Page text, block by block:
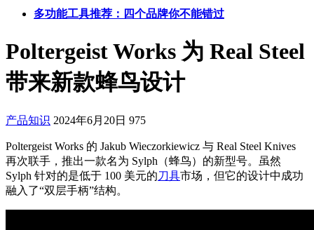
多功能工具推荐：四个品牌你不能错过
Poltergeist Works 为 Real Steel
带来新款蜂鸟设计
产品知识 2024年6月20日 975
Poltergeist Works 的 Jakub Wieczorkiewicz 与 Real Steel Knives
再次联手，推出一款名为 Sylph（蜂鸟）的新型号。虽然
Sylph 针对的是低于 100 美元的刀具市场，但它的设计中成功
融入了“双层手柄”结构。